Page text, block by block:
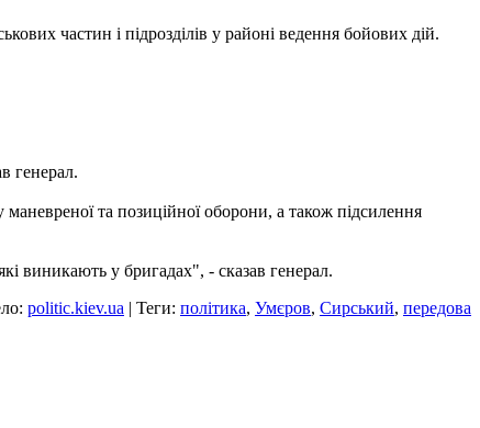
частин і підрозділів у районі ведення бойових дій.
генерал.
та позиційної оборони, а також підсилення
виникають у бригадах", - сказав генерал.
politic.kiev.ua | Теги: політика, Умєров, Сирський, передова